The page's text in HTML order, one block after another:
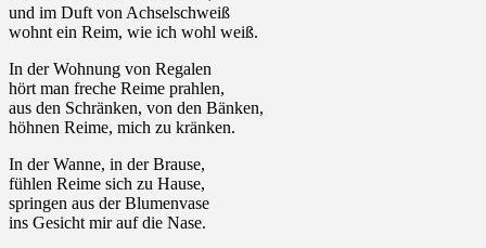
und im Duft von Achselschweiß
wohnt ein Reim, wie ich wohl weiß.
In der Wohnung von Regalen
hört man freche Reime prahlen,
aus den Schränken, von den Bänken,
höhnen Reime, mich zu kränken.
In der Wanne, in der Brause,
fühlen Reime sich zu Hause,
springen aus der Blumenvase
ins Gesicht mir auf die Nase.